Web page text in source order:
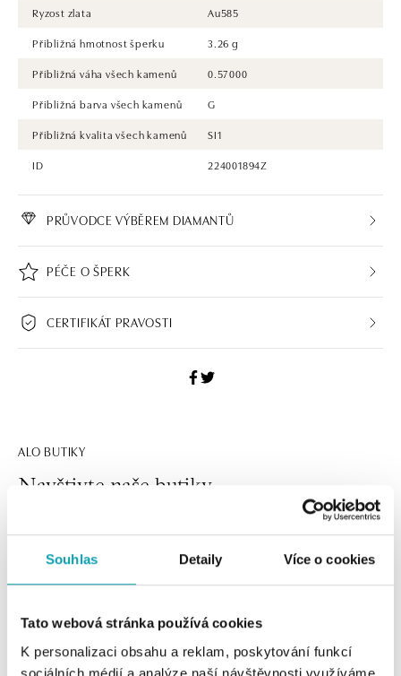
Souhlas Detaily Více o cookies
Tato webová stránka používá cookies
K personalizaci obsahu a reklam, poskytování funkcí
sociálních médií a analýze naší návštěvnosti využíváme
Ryzost zlata
Au585
Přibližná hmotnost šperku
3.26 g
Přibližná váha všech kamenů
0.57000
Přibližná barva všech kamenů
G
Přibližná kvalita všech kamenů
SI1
ID
224001894Z
PRŮVODCE VÝBĚREM DIAMANTŮ
PÉČE O ŠPERK
CERTIFIKÁT PRAVOSTI
ALO BUTIKY
Navštivte naše butiky